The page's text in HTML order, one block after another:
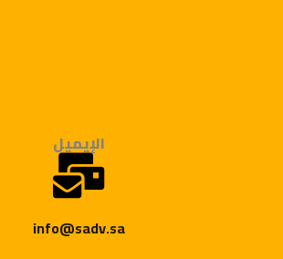
الإيميل
info@sadv.sa